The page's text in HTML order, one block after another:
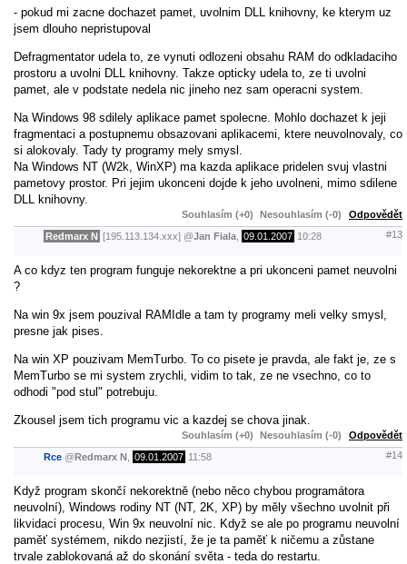
- pokud mi zacne dochazet pamet, uvolnim DLL knihovny, ke kterym uz
jsem dlouho nepristupoval
Defragmentator udela to, ze vynuti odlozeni obsahu RAM do odkladaciho
prostoru a uvolni DLL knihovny. Takze opticky udela to, ze ti uvolni
pamet, ale v podstate nedela nic jineho nez sam operacni system.
Na Windows 98 sdilely aplikace pamet spolecne. Mohlo dochazet k jeji
fragmentaci a postupnemu obsazovani aplikacemi, ktere neuvolnovaly, co
si alokovaly. Tady ty programy mely smysl.
Na Windows NT (W2k, WinXP) ma kazda aplikace pridelen svuj vlastni
pametovy prostor. Pri jejim ukonceni dojde k jeho uvolneni, mimo sdilene
DLL knihovny.
Souhlasím (+0) Nesouhlasím (-0) Odpovědět
Redmarx N [195.113.134.xxx] @Jan Fiala 09.01.2007 10:28 #13
A co kdyz ten program funguje nekorektne a pri ukonceni pamet neuvolni
?
Na win 9x jsem pouzival RAMIdle a tam ty programy meli velky smysl,
presne jak pises.
Na win XP pouzivam MemTurbo. To co pisete je pravda, ale fakt je, ze s
MemTurbo se mi system zrychli, vidim to tak, ze ne vsechno, co to
odhodi "pod stul" potrebuju.
Zkousel jsem tich programu vic a kazdej se chova jinak.
Souhlasím (+0) Nesouhlasím (-0) Odpovědět
Rce @Redmarx N 09.01.2007 11:58 #14
Když program skončí nekorektně (nebo něco chybou programátora
neuvolní), Windows rodiny NT (NT, 2K, XP) by měly všechno uvolnit při
likvidaci procesu, Win 9x neuvolní nic. Když se ale po programu neuvolní
paměť systémem, nikdo nezjistí, že je ta paměť k ničemu a zůstane
trvale zablokovaná až do skonání světa - teda do restartu.